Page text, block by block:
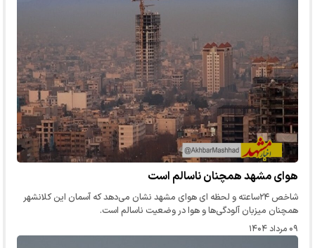
هوای مشهد همچنان ناسالم است
شاخص ۲۴ساعته و لحظه ای هوای مشهد نشان می‌دهد که آسمان این کلانشهر
همچنان میزبان آلودگی‌ها و هوا در وضعیت ناسالم است.
۰۹ مرداد ۱۴۰۴